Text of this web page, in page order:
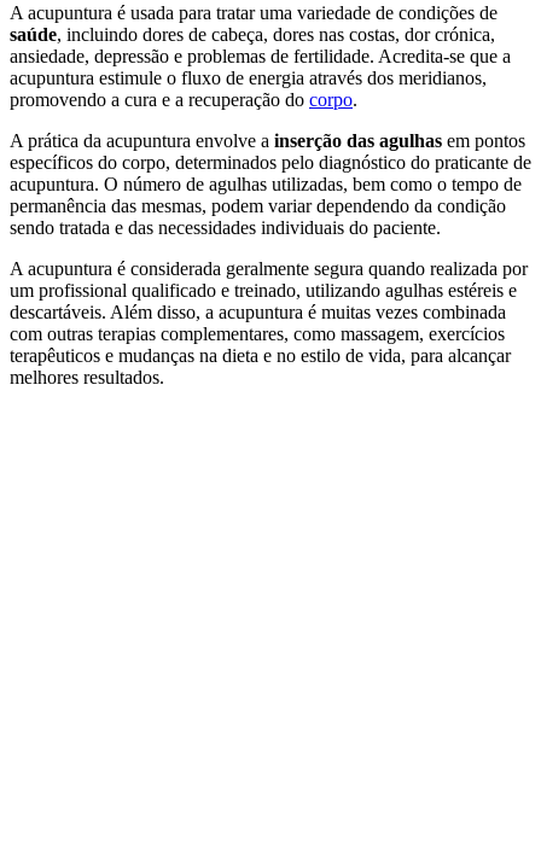
A acupuntura é usada para tratar uma variedade de condições de
saúde, incluindo dores de cabeça, dores nas costas, dor crónica,
ansiedade, depressão e problemas de fertilidade. Acredita-se que a
acupuntura estimule o fluxo de energia através dos meridianos,
promovendo a cura e a recuperação do corpo.
A prática da acupuntura envolve a inserção das agulhas em pontos
específicos do corpo, determinados pelo diagnóstico do praticante de
acupuntura. O número de agulhas utilizadas, bem como o tempo de
permanência das mesmas, podem variar dependendo da condição
sendo tratada e das necessidades individuais do paciente.
A acupuntura é considerada geralmente segura quando realizada por
um profissional qualificado e treinado, utilizando agulhas estéreis e
descartáveis. Além disso, a acupuntura é muitas vezes combinada
com outras terapias complementares, como massagem, exercícios
terapêuticos e mudanças na dieta e no estilo de vida, para alcançar
melhores resultados.